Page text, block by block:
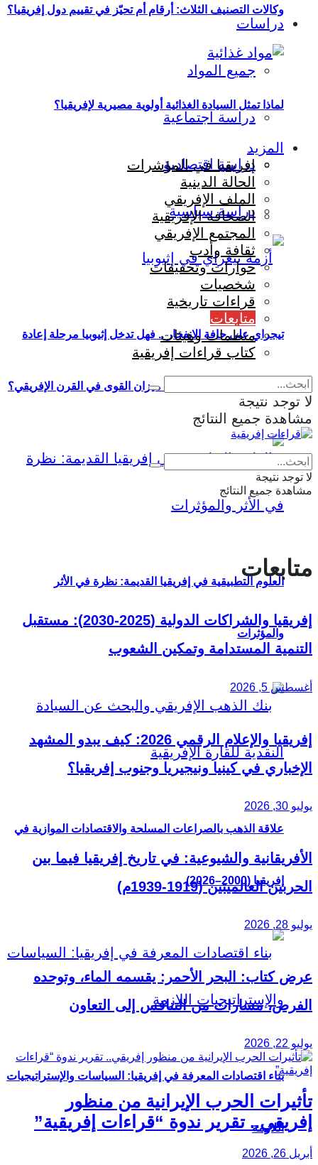
دراسات
جميع المواد
دراسة اجتماعية
دراسة اقتصادية
دراسة سياسية
تيجراي على حافة الانفجار .. فهل تدخل إثيوبيا مرحلة إعادة
إنتاج الحرب وإعادة تشكيل ميزان القوى في القرن الإفريقي؟
العلوم التطبيقية في إفريقيا القديمة: نظرة في الأثر
والمؤثرات
علاقة الذهب بالصراعات المسلحة والاقتصادات الموازية في
إفريقيا (2000–2026)
بناء اقتصادات المعرفة في إفريقيا: السياسات والإستراتيجيات
اللازمة
وكالات التصنيف الثلاث: أرقام أم تحيّز في تقييم دول إفريقيا؟
لماذا تمثل السيادة الغذائية أولوية مصيرية لإفريقيا؟
المزيد
إفريقيا في المؤشرات
الحالة الدينية
الملف الإفريقي
الصحافة الإفريقية
المجتمع الإفريقي
ثقافة وأدب
حوارات وتحقيقات
شخصيات
قراءات تاريخية
متابعات
منظمات وهيئات
كتاب قراءات إفريقية
لا توجد نتيجة
مشاهدة جميع النتائج
لا توجد نتيجة
مشاهدة جميع النتائج
متابعات
إفريقيا والشراكات الدولية (2025-2030): مستقبل
التنمية المستدامة وتمكين الشعوب
أغسطس 5, 2026
إفريقيا والإعلام الرقمي 2026: كيف يبدو المشهد
الإخباري في كينيا ونيجيريا وجنوب إفريقيا؟
يوليو 30, 2026
الأفريقانية والشيوعية: في تاريخ إفريقيا فيما بين
الحربين العالميتين (1919-1939م)
يوليو 28, 2026
عرض كتاب: البحر الأحمر: يقسمه الماء، وتوحده
الفرص، مسارات من التنافس إلى التعاون
يوليو 22, 2026
تأثيرات الحرب الإيرانية من منظور
إفريقي.. تقرير ندوة “قراءات إفريقية”
أبريل 26, 2026